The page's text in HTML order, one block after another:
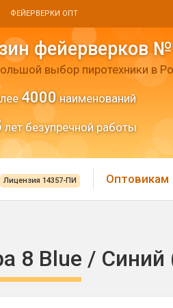
ФЕЙЕРВЕРКИ ОПТ
фейерверков
выбор пиротехники в
4000 наименований
лет безупречной работы
Хлопушки и
Лицензия 14357-ПИ Оптовикам
Blue / Синий